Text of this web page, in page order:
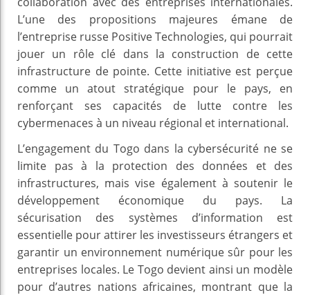
L’une des propositions majeures émane de
l’entreprise russe Positive Technologies, qui pourrait
jouer un rôle clé dans la construction de cette
infrastructure de pointe. Cette initiative est perçue
comme un atout stratégique pour le pays, en
renforçant ses capacités de lutte contre les
cybermenaces à un niveau régional et international.
L’engagement du Togo dans la cybersécurité ne se
limite pas à la protection des données et des
infrastructures, mais vise également à soutenir le
développement économique du pays. La
sécurisation des systèmes d’information est
essentielle pour attirer les investisseurs étrangers et
garantir un environnement numérique sûr pour les
entreprises locales. Le Togo devient ainsi un modèle
pour d’autres nations africaines, montrant que la